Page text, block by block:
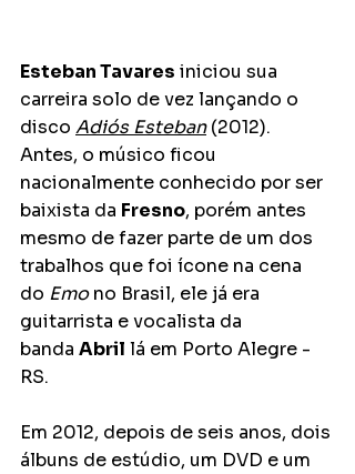
Esteban Tavares iniciou sua
carreira solo de vez lançando o
disco Adiós Esteban (2012).
Antes, o músico ficou
nacionalmente conhecido por ser
baixista da Fresno, porém antes
mesmo de fazer parte de um dos
trabalhos que foi ícone na cena
do Emo no Brasil, ele já era
guitarrista e vocalista da
banda Abril lá em Porto Alegre -
RS.
Em 2012, depois de seis anos, dois
álbuns de estúdio, um DVD e um